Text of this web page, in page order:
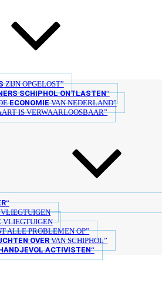
ZIJN OPGELOST”
SCHIPHOL ONTLASTEN“
ECONOMIEVAN NEDERLAND”
IS VERWAARLOOSBAAR”
“
VLIEGTUIGEN
ALLE PROBLEMEN OP”
OVERVAN SCHIPHOL”
ACTIVISTEN“